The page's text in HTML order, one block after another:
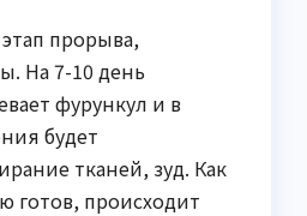
прорыва,
На 7-10 день
фурункул и в
будет
тканей, зуд. Как
готов, происходит